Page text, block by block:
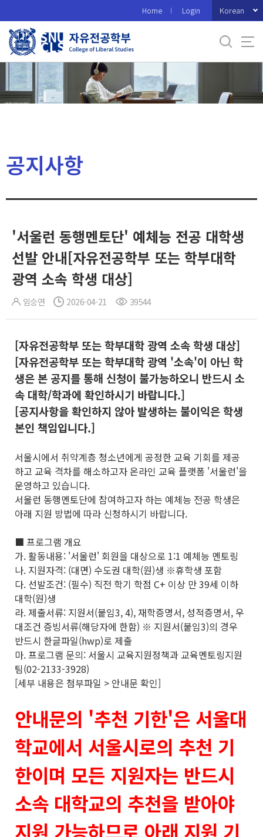
로
메
Home Login Korean
공지사항
'서울런 동행멘토단' 예체능 전공 대학생
선발 안내[자유전공학부 또는 학부대학
광역 소속 학생 대상]
임승연 2026-04-21 39544
[자유전공학부 또는 학부대학 광역 소속 학생 대상]
[자유전공학부 또는 학부대학 광역 '소속'이 아닌 학
생은 본 공지를 통해 신청이 불가능하오니 반드시 소
속 대학/학과에 확인하시기 바랍니다.]
[공지사항을 확인하지 않아 발생하는 불이익은 학생
본인 책임입니다.]
서울시에서 취약계층 청소년에게 공정한 교육 기회를 제공
하고 교육 격차를 해소하고자 온라인 교육 플랫폼 '서울런'을
운영하고 있습니다.
서울런 동행멘토단에 참여하고자 하는 예체능 전공 학생은
아래 지원 방법에 따라 신청하시기 바랍니다.
■ 프로그램 개요
가. 활동내용: '서울런' 회원을 대상으로 1:1 예체능 멘토링
나. 지원자격: (대면) 수도권 대학(원)생 ※휴학생 포함
다. 선발조건: (필수) 직전 학기 학점 C+ 이상 만 39세 이하
대학(원)생
라. 제출서류: 지원서(붙임3, 4), 재학증명서, 성적증명서, 우
대조건 증빙서류(해당자에 한함) ※ 지원서(붙임3)의 경우
반드시 한글파일(hwp)로 제출
마. 프로그램 문의: 서울시 교육지원정책과 교육멘토링지원
팀(02-2133-3928)
[세부 내용은 첨부파일 > 안내문 확인]
안내문의 '추천 기한'은 서울대
학교에서 서울시로의 추천 기
한이며 모든 지원자는 반드시
소속 대학교의 추천을 받아야
지원 가능하므로 아래 지원 기